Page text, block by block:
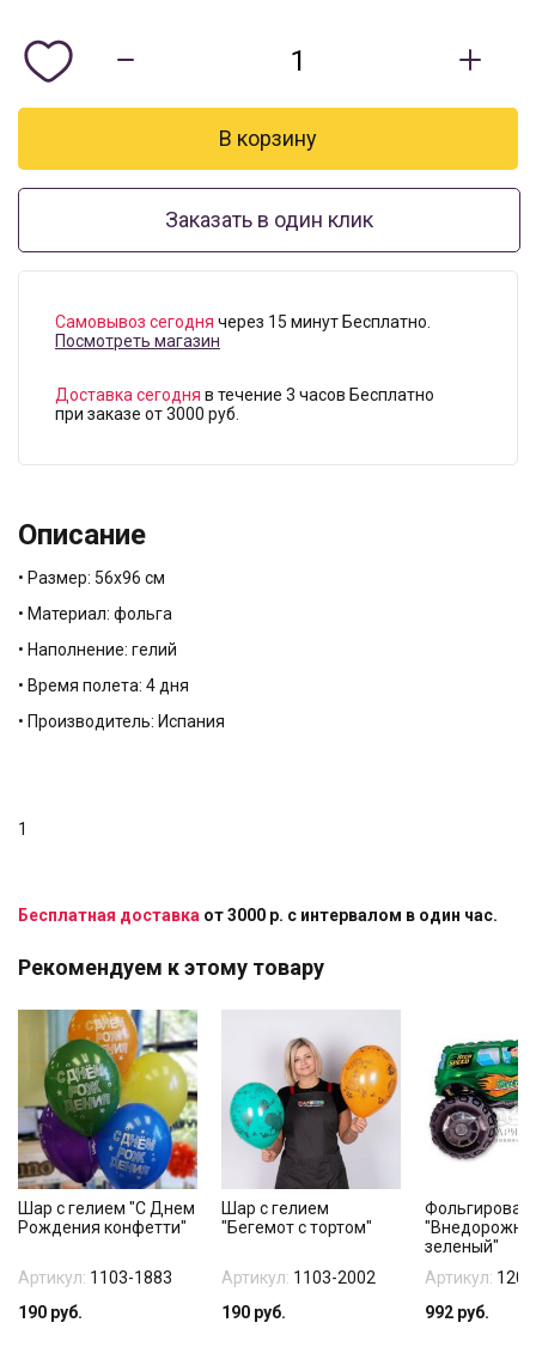
Заказать в один клик
Самовывоз сегодня через 15 минут Бесплатно.
Посмотреть магазин
Доставка сегодня в течение 3 часов Бесплатно
при заказе от 3000 руб.
Описание
• Размер: 56х96 см
• Материал: фольга
• Наполнение: гелий
• Время полета: 4 дня
• Производитель: Испания
1
Бесплатная доставка от 3000 р. с интервалом в один час.
Рекомендуем к этому товару
Шар с гелием "С Днем
Рождения конфетти"
Артикул: 1103-1883
190 руб.
Шар с гелием
"Бегемот с тортом"
Артикул: 1103-2002
190 руб.
зеленый"
Артикул:
992 руб.